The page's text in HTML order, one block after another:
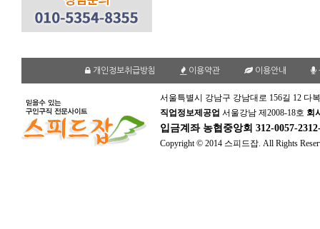
개인정보취급방침 이용약관 이용안내
서울특별시 강남구 강남대로 156길 12 다
직업정보제공업 서울강남 제2008-18호 회
입금계좌 농협중앙회 312-0057-
Copyright © 2014 스피드잡. All Rights